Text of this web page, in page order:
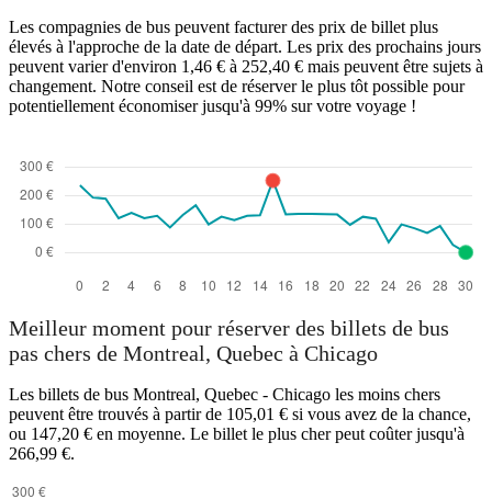
Les compagnies de bus peuvent facturer des prix de billet plus
élevés à l'approche de la date de départ. Les prix des prochains jours
peuvent varier d'environ 1,46 € à 252,40 € mais peuvent être sujets à
changement. Notre conseil est de réserver le plus tôt possible pour
potentiellement économiser jusqu'à 99% sur votre voyage !
Meilleur moment pour réserver des billets de bus
pas chers de Montreal, Quebec à Chicago
Les billets de bus Montreal, Quebec - Chicago les moins chers
peuvent être trouvés à partir de 105,01 € si vous avez de la chance,
ou 147,20 € en moyenne. Le billet le plus cher peut coûter jusqu'à
266,99 €.